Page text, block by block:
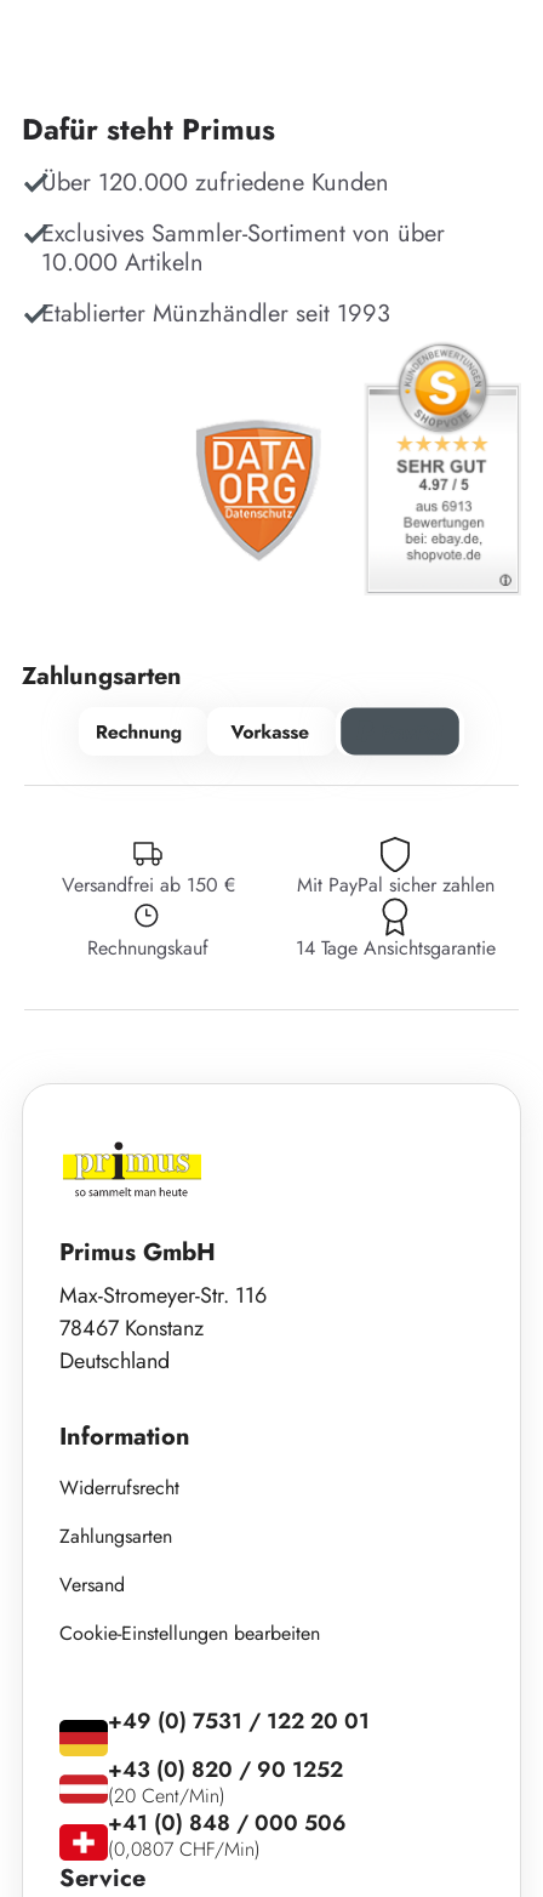
Dafür steht Primus
Über 120.000 zufriedene Kunden
Exclusives Sammler-Sortiment von über
10.000 Artikeln
Etablierter Münzhändler seit 1993
Zahlungsarten
Versandfrei ab 150 € Mit PayPal sicher zahlen
Rechnungskauf 14 Tage Ansichtsgarantie
Primus GmbH
Max-Stromeyer-Str. 116
78467 Konstanz
Deutschland
Information
Widerrufsrecht
Zahlungsarten
Versand
Cookie-Einstellungen bearbeiten
Service
+49 (0) 7531 / 122 20 01
+43 (0) 820 / 90 1252
(20 Cent/Min)
+41 (0) 848 / 000 506
(0,0807 CHF/Min)